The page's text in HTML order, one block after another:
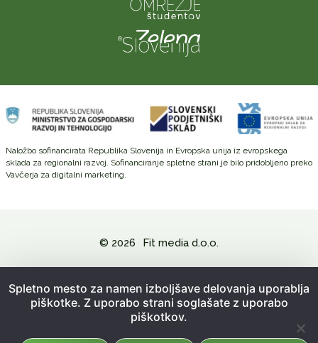
Naložbo sofinancirata Republika Slovenija in Evropska unija iz evropskega
sklada za regionalni razvoj. Sofinanciranje spletne strani je bilo pridobljeno preko
Vavčerja za digitalni marketing.
© 2026 Fit media d.o.o.
Splošni pogoji poslovanja
Spletno mesto za namen izboljšave delovanja uporablja
piškotke. Z uporabo strani soglašate z uporabo
piškotkov.